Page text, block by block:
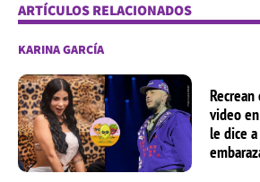
ARTÍCULOS RELACIONADOS
KARINA GARCÍA
video
le dice